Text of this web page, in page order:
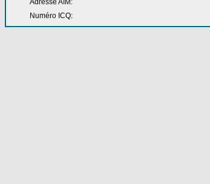
Adresse AIM:
Numéro ICQ: